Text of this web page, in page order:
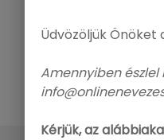
Üdvözöljük Önöket
Amennyiben észlel
Kérjük, az